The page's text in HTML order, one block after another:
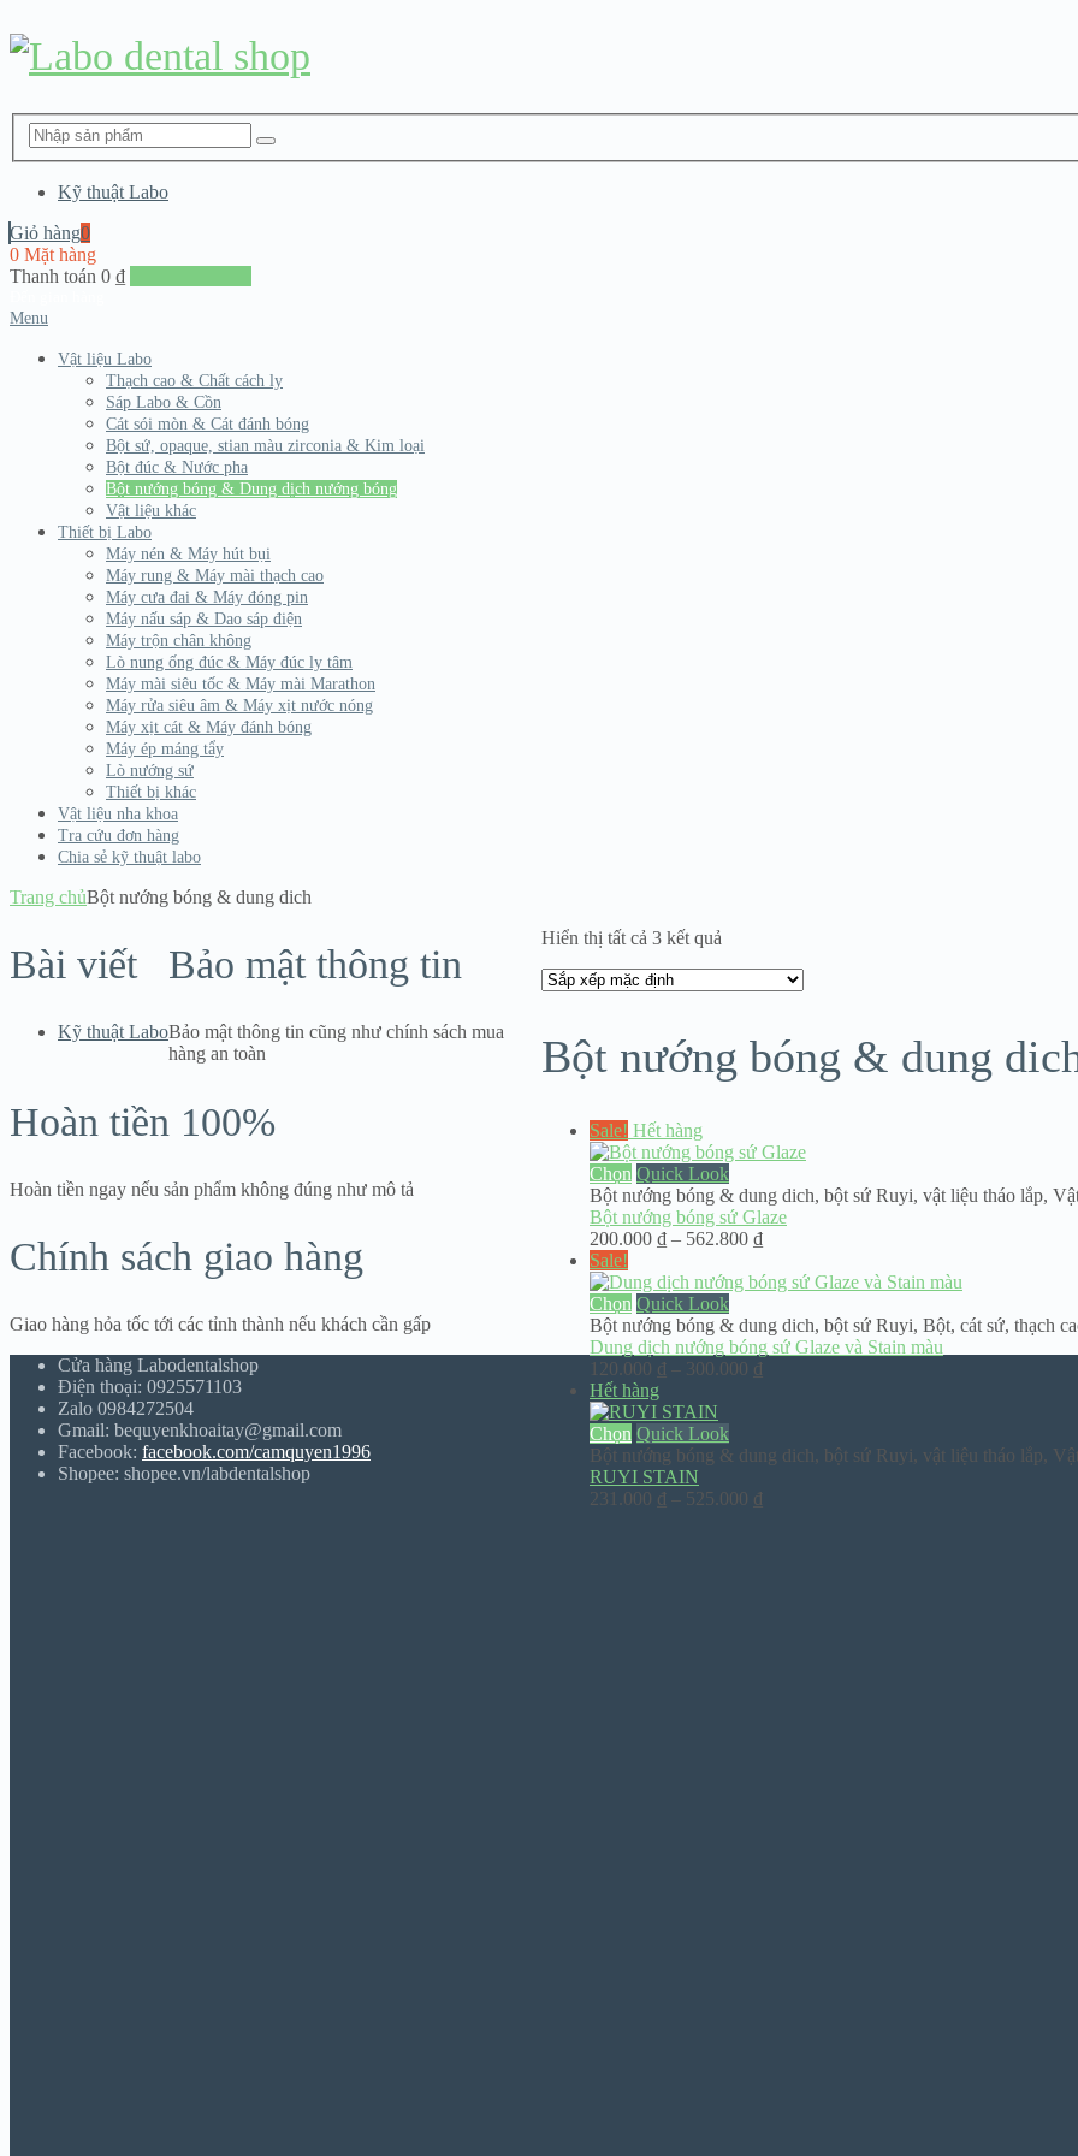
Kỹ thuật Labo
Giỏ hàng0
0 Mặt hàng
Thanh toán 0 ₫
Menu
Vật liệu Labo
Thạch cao & Chất cách ly
Sáp Labo & Cồn
Cát sói mòn & Cát đánh bóng
Bột sứ, opaque, stian màu zirconia & Kim loại
Bột đúc & Nước pha
Bột nướng bóng & Dung dịch nướng bóng
Vật liệu khác
Thiết bị Labo
Máy nén & Máy hút bụi
Máy rung & Máy mài thạch cao
Máy cưa đai & Máy đóng pin
Máy nấu sáp & Dao sáp điện
Máy trộn chân không
Lò nung ống đúc & Máy đúc ly tâm
Máy mài siêu tốc & Máy mài Marathon
Máy rửa siêu âm & Máy xịt nước nóng
Máy xịt cát & Máy đánh bóng
Máy ép máng tẩy
Lò nướng sứ
Thiết bị khác
Vật liệu nha khoa
Tra cứu đơn hàng
Chia sẻ kỹ thuật labo
Trang chủBột nướng bóng & dung dich
Hiển thị tất cả 3 kết quả
Bột nướng bóng & dung
Sale! Hết hàng
Chọn Quick Look
Bột nướng bóng & dung dich, bột sứ Ruyi, vật liệu tháo lắp,
Bột nướng bóng sứ Glaze
200.000 ₫ – 562.800 ₫Khoảng
từ
đến
562.800 ₫
Sale!
Chọn Quick Look
Bột nướng bóng & dung dich, bột sứ Ruyi, Bột, cát sứ, thạch
Dung dịch nướng bóng sứ Glaze và Stain màu
120.000 ₫ – 300.000 ₫
đến
Hết hàng
Chọn Quick Look
Bột nướng bóng & dung dich, bột sứ Ruyi, vật liệu tháo lắp,
RUYI STAIN
231.000 ₫ – 525.000 ₫
Bài viết
Kỹ thuật Labo
Bảo mật thông tin
Bảo mật thông tin cũng như chính sách mua
hàng an toàn
Hoàn tiền 100%
Hoàn tiền ngay nếu sản phẩm không đúng như mô tả
Chính sách giao hàng
Giao hàng hỏa tốc tới các tỉnh thành nếu khách cần gấp
Cửa hàng Labodentalshop
Điện thoại: 0925571103
Zalo 0984272504
Gmail: bequyenkhoaitay@gmail.com
Facebook: facebook.com/camquyen1996
Shopee: shopee.vn/labdentalshop